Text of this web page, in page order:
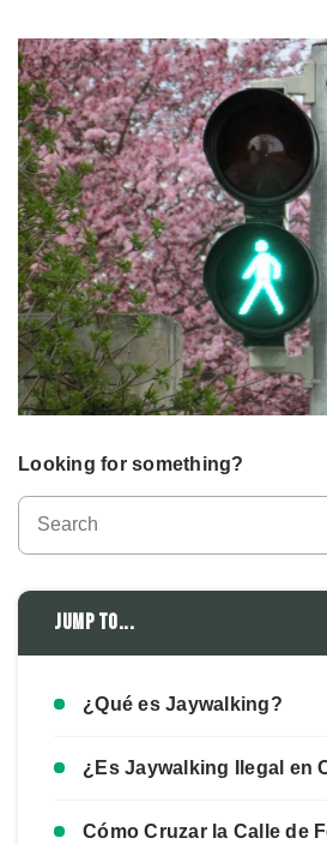
Looking for something?
Jump to...
¿Qué es Jaywalking?
¿Es Jaywalking Ilegal en
Cómo Cruzar la Calle de